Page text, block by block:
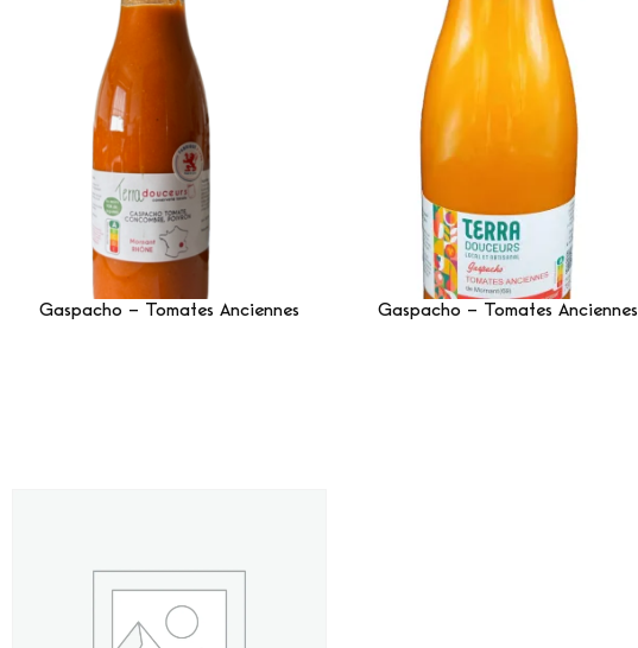
Gaspacho – Tomates Anciennes Gaspacho – Tomates Anciennes